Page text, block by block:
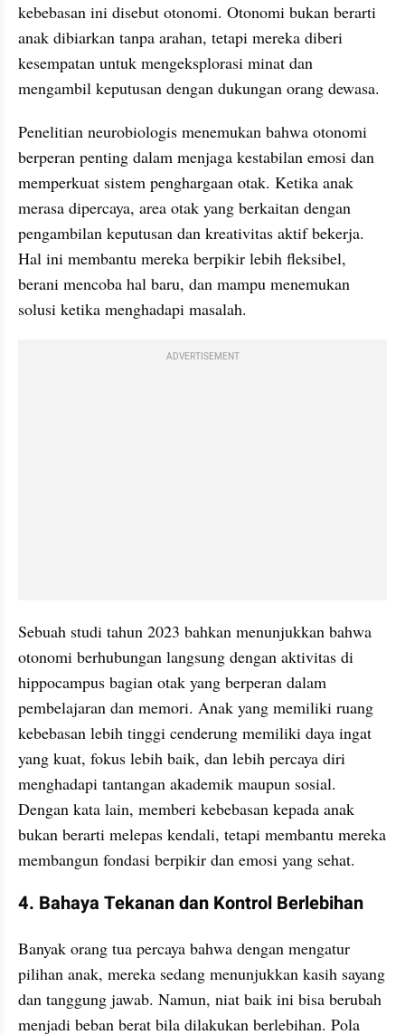
kebebasan ini disebut otonomi. Otonomi bukan berarti
anak dibiarkan tanpa arahan, tetapi mereka diberi
kesempatan untuk mengeksplorasi minat dan
mengambil keputusan dengan dukungan orang dewasa.
Penelitian neurobiologis menemukan bahwa otonomi
berperan penting dalam menjaga kestabilan emosi dan
memperkuat sistem penghargaan otak. Ketika anak
merasa dipercaya, area otak yang berkaitan dengan
pengambilan keputusan dan kreativitas aktif bekerja.
Hal ini membantu mereka berpikir lebih fleksibel,
berani mencoba hal baru, dan mampu menemukan
solusi ketika menghadapi masalah.
ADVERTISEMENT
Sebuah studi tahun 2023 bahkan menunjukkan bahwa
otonomi berhubungan langsung dengan aktivitas di
hippocampus bagian otak yang berperan dalam
pembelajaran dan memori. Anak yang memiliki ruang
kebebasan lebih tinggi cenderung memiliki daya ingat
yang kuat, fokus lebih baik, dan lebih percaya diri
menghadapi tantangan akademik maupun sosial.
Dengan kata lain, memberi kebebasan kepada anak
bukan berarti melepas kendali, tetapi membantu mereka
membangun fondasi berpikir dan emosi yang sehat.
4. Bahaya Tekanan dan Kontrol Berlebihan
Banyak orang tua percaya bahwa dengan mengatur
pilihan anak, mereka sedang menunjukkan kasih sayang
dan tanggung jawab. Namun, niat baik ini bisa berubah
menjadi beban berat bila dilakukan berlebihan. Pola